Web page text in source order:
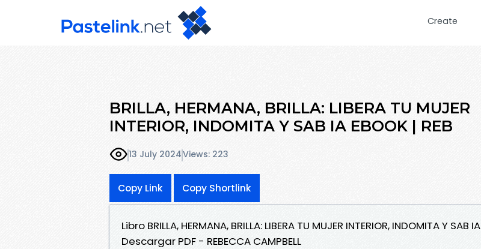
Create
BRILLA, HERMANA, BRILLA: LIBERA TU MUJER
INTERIOR, INDOMITA Y SAB IA EBOOK | REB
13 July 2024Views: 223
Copy Link Copy Shortlink
Libro BRILLA, HERMANA, BRILLA: LIBERA TU MUJER INTERIOR, INDOMITA Y SAB IA
Descargar PDF - REBECCA CAMPBELL